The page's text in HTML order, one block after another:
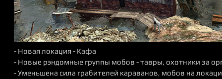
- Новая локация - Кафа
- Новые рэндомные группы мобов - тавры, охотники за
- Уменьшена сила грабителей караванов, мобов на